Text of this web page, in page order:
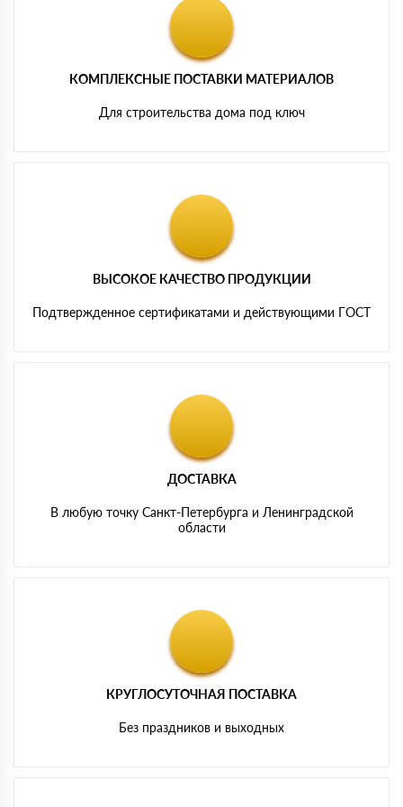
КОМПЛЕКСНЫЕ ПОСТАВКИ МАТЕРИАЛОВ
Для строительства дома под ключ
ВЫСОКОЕ КАЧЕСТВО ПРОДУКЦИИ
Подтвержденное сертификатами и действующими ГОСТ
ДОСТАВКА
В любую точку Санкт-Петербурга и Ленинградской
области
КРУГЛОСУТОЧНАЯ ПОСТАВКА
Без праздников и выходных